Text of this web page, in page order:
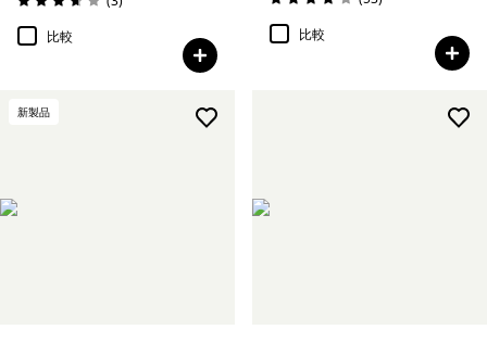
評価: 3.7 / 5
比較
評価: 3.9 / 5
比較
新製品